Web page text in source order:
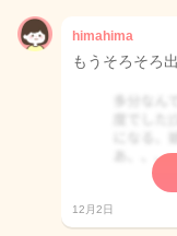
himahima
もうそろそろ
12月2日